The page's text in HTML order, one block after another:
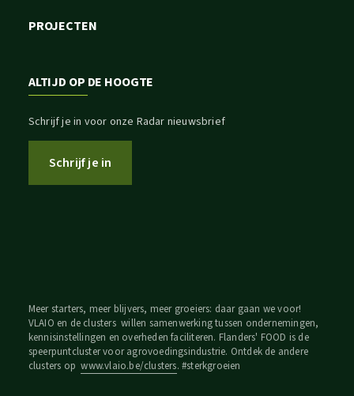
PROJECTEN
ALTIJD OP DE HOOGTE
Schrijf je in voor onze Radar nieuwsbrief
Schrijf je in
Meer starters, meer blijvers, meer groeiers: daar gaan we voor!
VLAIO en de clusters willen samenwerking tussen ondernemingen,
kennisinstellingen en overheden faciliteren. Flanders' FOOD is de
speerpuntcluster voor agrovoedingsindustrie. Ontdek de andere
clusters opwww.vlaio.be/clusters. #sterkgroeien